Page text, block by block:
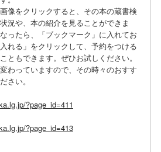
像をクリックすると、その本の蔵書検
況や、本の紹介を見ることができま
ったら、「ブックマーク」に入れてお
れる」をクリックして、予約をつける
ともできます。ぜひお試しください。
わっていますので、その時々のおすす
さい。
?page_id=411
?page_id=413